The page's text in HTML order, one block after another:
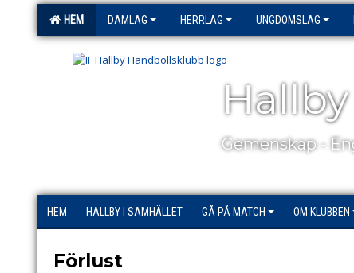
HEM DAMLAG HERRLAG UNGDOMSLAG
Gemenskap -
HEM HALLBY I SAMHÄLLET GÅ PÅ MATCH OM KLUBBEN
Förlust